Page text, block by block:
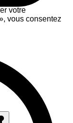
votre
vous consentez